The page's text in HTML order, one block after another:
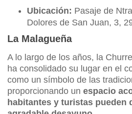
Ubicación: Pasaje de
Dolores de San Juan, 3,
La Malagueña
A lo largo de los años, la
ha consolidado su lugar en el
como un símbolo de las
proporcionando un espacio
habitantes y turistas pueden